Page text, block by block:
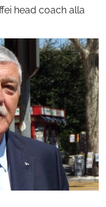
head coach alla